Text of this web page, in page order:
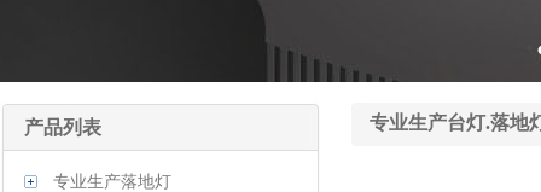
产品列表
专业生产落地灯
专业生产台灯.落地